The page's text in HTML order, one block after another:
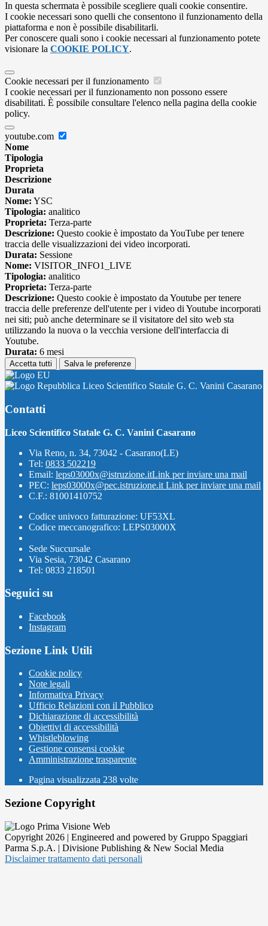
In questa schermata è possibile scegliere quali cookie consentire.
I cookie necessari sono quelli che consentono il funzionamento della
piattaforma e non è possibile disabilitarli.
Per conoscere quali sono i cookie necessari al funzionamento potete
visionare la COOKIE POLICY.
Cookie necessari per il funzionamento
I cookie necessari per il funzionamento non possono essere
disabilitati. È possibile consultare l'elenco nella pagina della cookie
policy.
youtube.com
Nome
Tipologia
Proprieta
Descrizione
Durata
Nome: YSC
Tipologia: analitico
Proprieta: Terza-parte
Descrizione: Questo cookie è impostato da YouTube per tenere
traccia delle visualizzazioni dei video incorporati.
Durata: Sessione
Nome: VISITOR_INFO1_LIVE
Tipologia: analitico
Proprieta: Terza-parte
Descrizione: Questo cookie è impostato da Youtube per tenere
traccia delle preferenze dell'utente per i video di Youtube incorporati
nei siti; può anche determinare se il visitatore del sito web sta
utilizzando la nuova o la vecchia versione dell'interfaccia di
Youtube.
Durata: 6 mesi
Accetta tutti Salva le preferenze
Liceo Scientifico Statale G. C. Vanini Casarano
Contatti
Liceo Scientifico Statale G. C. Vanini Casarano
Via Reno, n. 34, 73042 - Casarano(LE)
Tel: 0833 502219
Email: leps03000x@istruzione.itLink per inviare una mail
PEC: leps03000x@pec.istruzione.it Link per inviare una mail
C.F.: 81001410752
Codice univoco fatturazione: UF53XL
Codice meccanografico: LEPS03000X
Sede Succursale
Via Sesia, 73042 Casarano
Tel: 0833 218501
Seguici su
Facebook
Instagram
Sezione Link Utili
Cookie policy
Note legali
Informativa Privacy
Ufficio Relazioni con il Pubblico
Dichiarazione di accessibilità
Obiettivi di accessibilità
Whistleblowing
Gestione consensi cookie
Amministrazione trasparente
Pagina visualizzata 238 volte
Sezione Copyright
Copyright 2026 | Engineered and powered by Gruppo Spaggiari
Parma S.p.A. | Divisione Publishing & New Social Media
Disclaimer trattamento dati personali